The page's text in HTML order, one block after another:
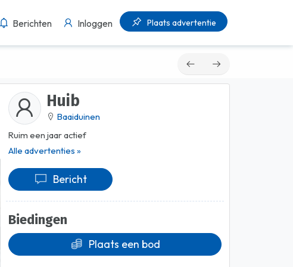
Berichten Inloggen Plaats advertentie
Huib
Baaiduinen
Ruim een jaar actief
Alle advertenties »
Bericht
Biedingen
Plaats een bod